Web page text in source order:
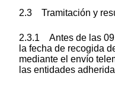
2.3 Tramitación y
2.3.1 Antes de las
la fecha de recogida
mediante el envío
las entidades